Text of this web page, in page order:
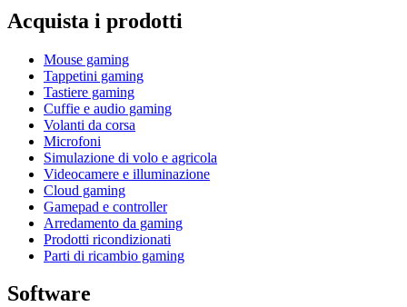
Acquista i prodotti
Mouse gaming
Tappetini gaming
Tastiere gaming
Cuffie e audio gaming
Volanti da corsa
Microfoni
Simulazione di volo e agricola
Videocamere e illuminazione
Cloud gaming
Gamepad e controller
Arredamento da gaming
Prodotti ricondizionati
Parti di ricambio gaming
Software